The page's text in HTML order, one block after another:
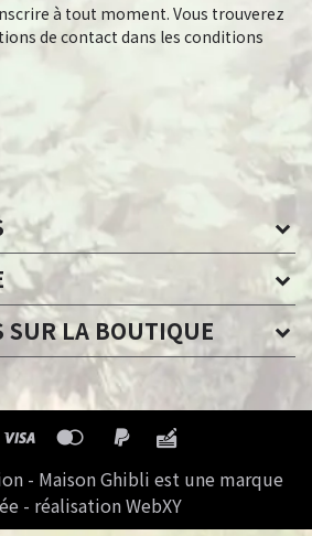
à tout moment. Vous trouverez
de contact dans les conditions
SUR LA BOUTIQUE
- Maison Ghibli est une marque
- réalisation WebXY